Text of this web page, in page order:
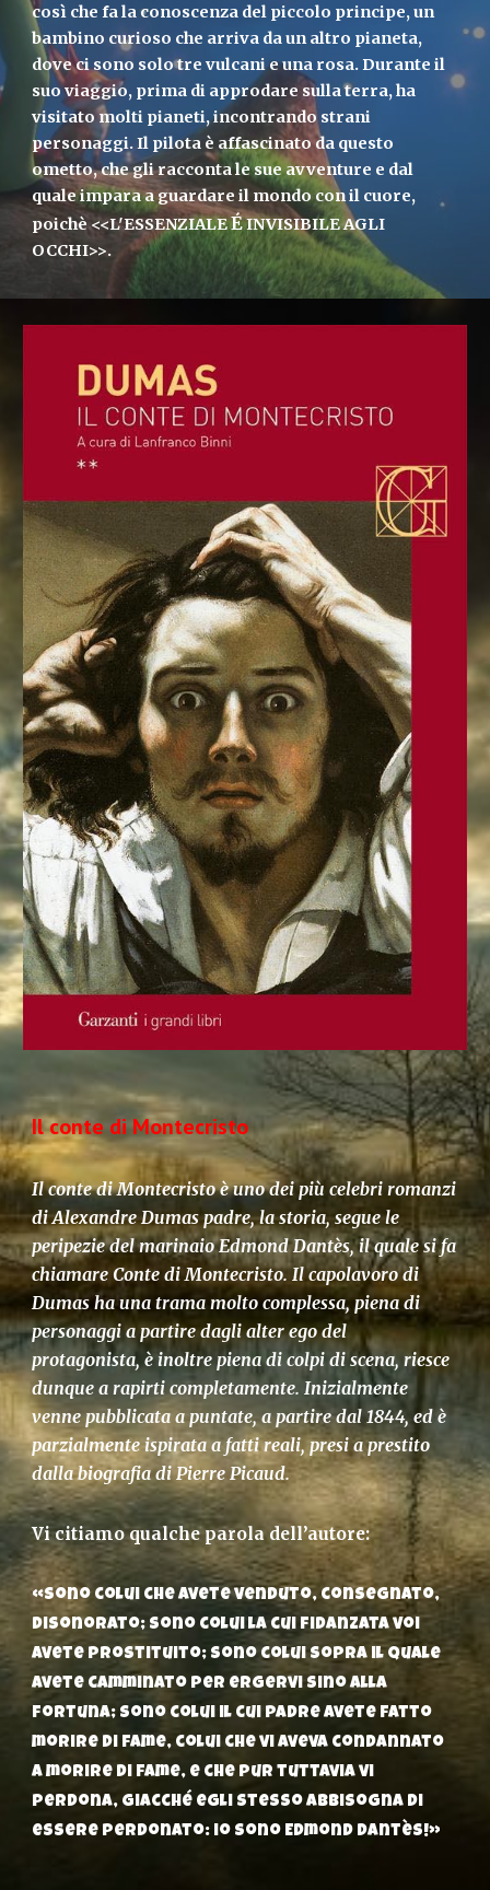
così che fa la conoscenza del piccolo principe, un
bambino curioso che arriva da un altro pianeta,
dove ci sono solo tre vulcani e una rosa. Durante il
suo viaggio, prima di approdare sulla terra, ha
visitato molti pianeti, incontrando strani
personaggi. Il pilota è affascinato da questo
ometto, che gli racconta le sue avventure e dal
quale impara a guardare il mondo con il cuore,
poichè <<L'ESSENZIALEÉINVISIBILE AGLI
OCCHI>>.
Il conte di Montecristo
Il conte di Montecristo è uno dei più celebri romanzi
di Alexandre Dumas padre, la storia, segue le
peripezie del marinaio Edmond Dantès, il quale si fa
chiamare Conte di Montecristo. Il capolavoro di
Dumas ha una trama molto complessa, piena di
personaggi a partire dagli alter ego del
protagonista, è inoltre piena di colpi di scena, riesce
dunque a rapirti completamente. Inizialmente
venne pubblicata a puntate, a partire dal 1844, ed è
parzialmente ispirata a fatti reali, presi a prestito
dalla biografia di Pierre Picaud.
Vi citiamo qualche parola dell’autore:
«Sono colui che avete venduto, consegnato,
disonorato; sono colui la cui fidanzata voi
avete prostituito; sono colui sopra il quale
avete camminato per ergervi sino alla
fortuna; sono colui il cui padre avete fatto
morire di fame, colui che vi aveva condannato
a morire di fame, e che pur tuttavia vi
perdona, giacché egli stesso abbisogna di
essere perdonato: io sono Edmond Dantès!»